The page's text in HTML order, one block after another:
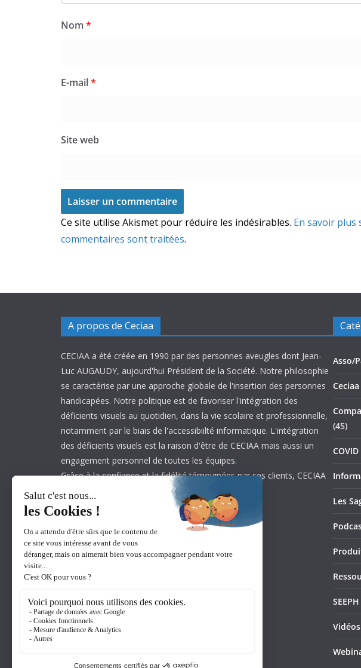
Nom *
E-mail*
Site web
Ce site utilise Akismet pour réduire les indésirables. En savoir plus
commentaires sont traitées.
A propos de Ceciaa
CECIAA a été créée en 1990 par des personnes aveugles dont Jean-
Luc AUGAUDY, aujourd'hui Président de la Société. Notre philosophie
se caractérise par une approche globale de l'insertion des personnes
handicapées. Notre politique est de favoriser l'intégration des
déficients visuels au quotidien, dans la vie scolaire et professionnelle,
notamment par le biais de l'accessibiilté informatique. L'intégration
des déficients visuels est la raison d'être de CECIAA mais aussi un
engagement personnel de toutes les équipes.
Grâce à la confiance et la fidélité témoignées par ses clients, CECIAA
est aujourd’hui leader sur son marché.
Asso/
(45)
Les